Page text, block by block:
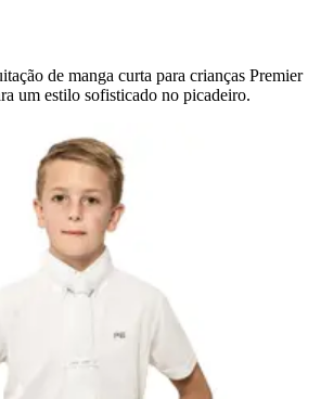
de manga curta para crianças Premier
um estilo sofisticado no picadeiro.